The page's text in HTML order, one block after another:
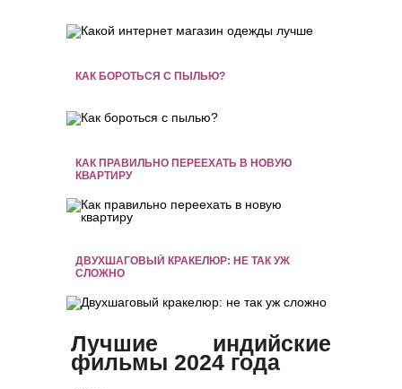
КАК БОРОТЬСЯ С ПЫЛЬЮ?
КАК ПРАВИЛЬНО ПЕРЕЕХАТЬ В НОВУЮ
КВАРТИРУ
ДВУХШАГОВЫЙ КРАКЕЛЮР: НЕ ТАК УЖ
СЛОЖНО
Лучшие индийские
фильмы 2024 года